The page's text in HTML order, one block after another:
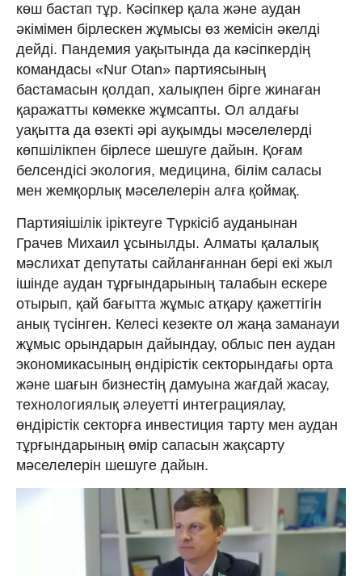
көш бастап тұр. Кәсіпкер қала және аудан
әкімімен бірлескен жұмысы өз жемісін әкелді
дейді. Пандемия уақытында да кәсіпкердің
командасы «Nur Otan» партиясының
бастамасын қолдап, халықпен бірге жинаған
қаражатты көмекке жұмсапты. Ол алдағы
уақытта да өзекті әрі ауқымды мәселелерді
көпшілікпен бірлесе шешуге дайын. Қоғам
белсендісі экология, медицина, білім саласы
мен жемқорлық мәселелерін алға қоймақ.
Партияішілік іріктеуге Түркісіб ауданынан
Грачев Михаил ұсынылды. Алматы қалалық
мәслихат депутаты сайланғаннан бері екі жыл
ішінде аудан тұрғындарының талабын ескере
отырып, қай бағытта жұмыс атқару қажеттігін
анық түсінген. Келесі кезекте ол жаңа заманауи
жұмыс орындарын дайындау, облыс пен аудан
экономикасының өндірістік секторындағы орта
және шағын бизнестің дамуына жағдай жасау,
технологиялық әлеуетті интеграциялау,
өндірістік секторға инвестиция тарту мен аудан
тұрғындарының өмір сапасын жақсарту
мәселелерін шешуге дайын.